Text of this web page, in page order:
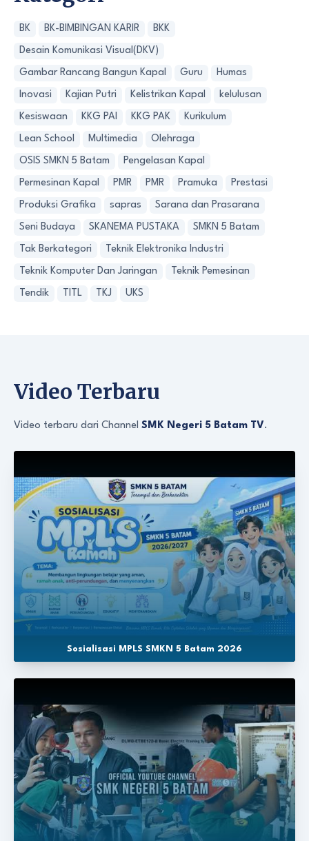
BK BK-BIMBINGAN KARIR BKK
Desain Komunikasi Visual(DKV)
Gambar Rancang Bangun Kapal Guru Humas
Inovasi Kajian Putri Kelistrikan Kapal kelulusan
Kesiswaan KKG PAI KKG PAK Kurikulum
Lean School Multimedia Olehraga
OSIS SMKN 5 Batam Pengelasan Kapal
Permesinan Kapal PMR PMR Pramuka Prestasi
Produksi Grafika sapras Sarana dan Prasarana
Seni Budaya SKANEMA PUSTAKA SMKN 5 Batam
Tak Berkategori Teknik Elektronika Industri
Teknik Komputer Dan Jaringan Teknik Pemesinan
Tendik TITL TKJ UKS
Video Terbaru
Video terbaru dari Channel SMK Negeri 5 Batam TV.
Sosialisasi MPLS SMKN 5 Batam 2026